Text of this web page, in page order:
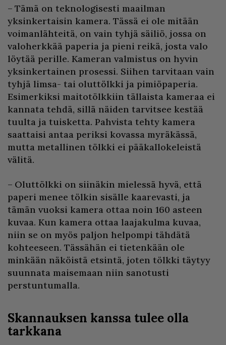
– Tämä on teknologisesti maailman
yksinkertaisin kamera. Tässä ei ole mitään
voimanlähteitä, on vain tyhjä säiliö, jossa on
valoherkkää paperia ja pieni reikä, josta valo
löytää perille. Kameran valmistus on hyvin
yksinkertainen prosessi. Siihen tarvitaan vain
tyhjä limsa- tai oluttölkki ja pimiöpaperia.
Esimerkiksi maitotölkkiin tällaista kameraa ei
kannata tehdä, sillä näiden tarvitsee kestää
tuulta ja tuisketta. Pahvista tehty kamera
saattaisi antaa periksi kovassa myräkässä,
mutta metallinen tölkki ei pääkallokeleistä
välitä.
– Oluttölkki on siinäkin mielessä hyvä, että
paperi menee tölkin sisälle kaarevasti, ja
tämän vuoksi kamera ottaa noin 160 asteen
kuvaa. Kun kamera ottaa laajakulma kuvaa,
niin se on myös paljon helpompi tähdätä
kohteeseen. Tässähän ei tietenkään ole
minkään näköistä etsintä, joten tölkki täytyy
suunnata maisemaan niin sanotusti
perstuntumalla.
Skannauksen kanssa tulee olla
tarkkana